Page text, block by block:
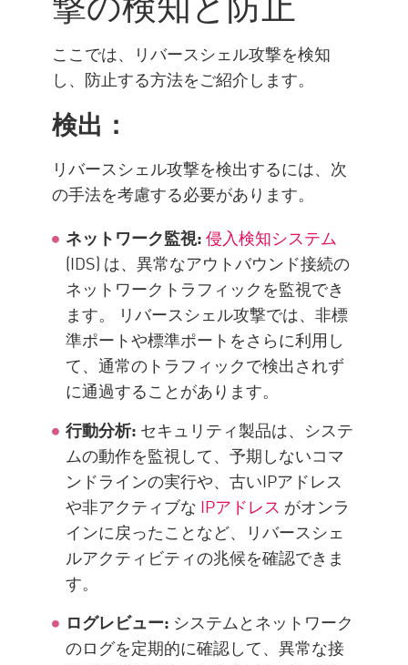
ここでは、リバースシェル攻撃を検知
し、防止する方法をご紹介します。
検出：
リバースシェル攻撃を検出するには、次
の手法を考慮する必要があります。
ネットワーク監視:侵入検知システム
(IDS) は、異常なアウトバウンド接続の
ネットワークトラフィックを監視でき
ます。 リバースシェル攻撃では、非標
準ポートや標準ポートをさらに利用し
て、通常のトラフィックで検出されず
に通過することがあります。
行動分析: セキュリティ製品は、システ
ムの動作を監視して、予期しないコマ
ンドラインの実行や、古いIPアドレス
や非アクティブな IPアドレス がオンラ
インに戻ったことなど、リバースシェ
ルアクティビティの兆候を確認できま
す。
ログレビュー: システムとネットワーク
のログを定期的に確認して、異常な接